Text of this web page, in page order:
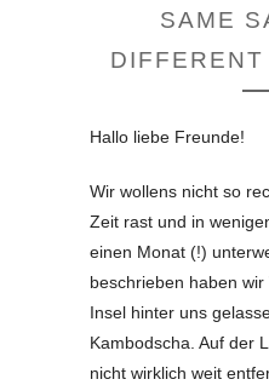
SAME
Hallo liebe Freunde!
Wir wollens nicht so
Zeit rast und in
einen Monat (!)
beschrieben haben
Insel hinter uns
Kambodscha. Auf der
nicht wirklich weit